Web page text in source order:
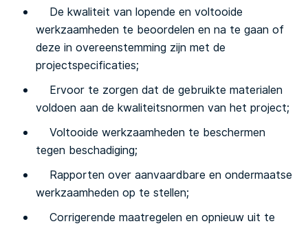
De kwaliteit van lopende en voltooide
werkzaamheden te beoordelen en na te gaan of
deze in overeenstemming zijn met de
projectspecificaties;
Ervoor te zorgen dat de gebruikte materialen
voldoen aan de kwaliteitsnormen van het project;
Voltooide werkzaamheden te beschermen
tegen beschadiging;
Rapporten over aanvaardbare en ondermaatse
werkzaamheden op te stellen;
Corrigerende maatregelen en opnieuw uit te